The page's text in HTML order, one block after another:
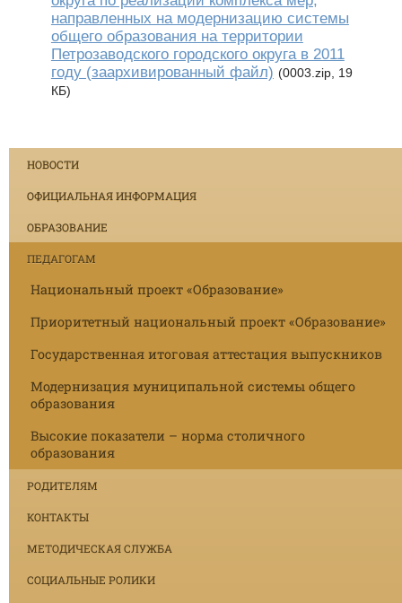
направленных на модернизацию системы
общего образования на территории
Петрозаводского городского округа в 2011
году (заархивированный файл) (0003.zip, 19
КБ)
НОВОСТИ
ОФИЦИАЛЬНАЯ ИНФОРМАЦИЯ
ОБРАЗОВАНИЕ
ПЕДАГОГАМ
Национальный проект «Образование»
Приоритетный национальный проект «Образование»
Государственная итоговая аттестация выпускников
Модернизация муниципальной системы общего
образования
Высокие показатели – норма столичного
образования
РОДИТЕЛЯМ
КОНТАКТЫ
МЕТОДИЧЕСКАЯ СЛУЖБА
СОЦИАЛЬНЫЕ РОЛИКИ